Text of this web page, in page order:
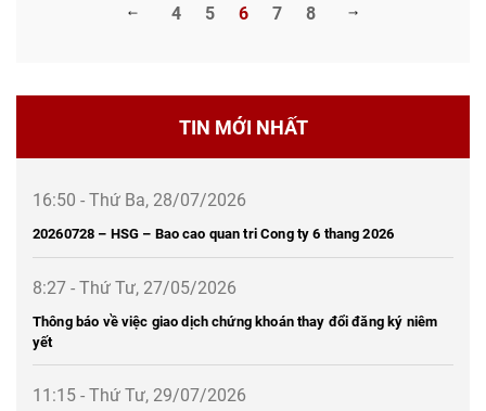
4 5 6 7 8
TIN MỚI NHẤT
16:50 - Thứ Ba, 28/07/2026
20260728 – HSG – Bao cao quan tri Cong ty 6 thang 2026
8:27 - Thứ Tư, 27/05/2026
Thông báo về việc giao dịch chứng khoán thay đổi đăng ký niêm
yết
11:15 - Thứ Tư, 29/07/2026